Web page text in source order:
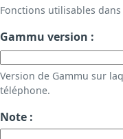
Fonctions utilisables dans
Gammu version :
Version de Gammu sur
téléphone.
Note :